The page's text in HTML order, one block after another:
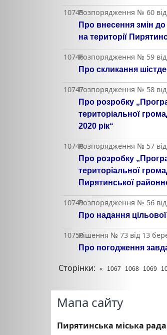
10745Розпорядження № 60
Про внесення змін
на території
10746Розпорядження № 59
Про скликання
10747Розпорядження № 58
Про розробку
територіальної
2020 рік“
10748Розпорядження № 57
Про розробку
територіальної
Пирятинської
10749Розпорядження № 56
Про надання
10750Рішення № 73 від 13
Про погодження
Сторінки: « 1067 1068 1069
Мапа сайту
Пирятинська міська рада